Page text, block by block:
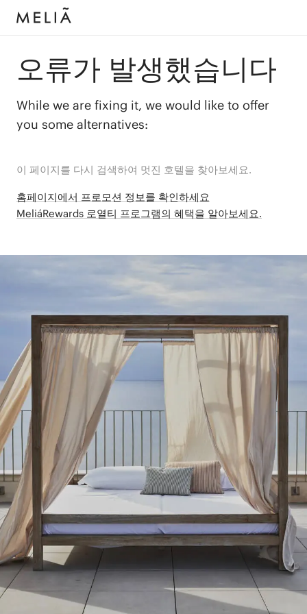
오류가 발생했습니다
While we are fixing it, we would like to offer
you some alternatives:
이 페이지를 다시 검색하여 멋진 호텔을 찾아보세요.
홈페이지에서 프로모션 정보를 확인하세요
MeliáRewards 로열티 프로그램의 혜택을 알아보세요.